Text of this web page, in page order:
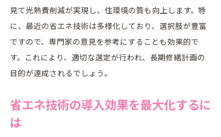
見て光熱費削減が実現し、住環境の質も向上します。特
に、最近の省エネ技術は多様化しており、選択肢が豊富
ですので、専門家の意見を参考にすることも効果的で
す。これにより、適切な選定が行われ、長期修繕計画の
目的が達成されるでしょう。
省エネ技術の導入効果を最大化するに
は